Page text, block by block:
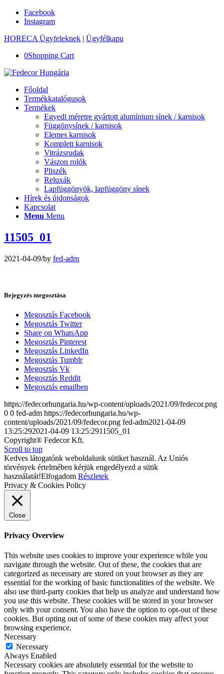
Facebook
Instagram
HORECA Ügyfeleknek | Ügyfélkapu
0Shopping Cart
Főoldal
Termékkatalógusok
Termékek
Egyedi méretre gyártott alumínium sínek / karnisok
Függönysínek / karnisok
Elemes karnisok
Komplett karnisok
Vitrázsrudak
Vászon rolók
Pliszék
Reluxák
Lapfüggönyök, lapfüggöny sínek
Hírek és újdonságok
Kapcsolat
Menu Menu
11505_01
2021-04-09/by fed-adm
Bejegyzés megosztása
Megosztás Facebook
Megosztás Twitter
Share on WhatsApp
Megosztás Pinterest
Megosztás LinkedIn
Megosztás Tumblr
Megosztás Vk
Megosztás Reddit
Megosztás emailben
https://fedecorhungaria.hu/wp-content/uploads/2021/09/fedecor.png
0 0 fed-adm https://fedecorhungaria.hu/wp-
content/uploads/2021/09/fedecor.png fed-adm2021-04-09
13:25:292021-04-09 13:25:2911505_01
Copyright® Fedecor Kft.
Scroll to top
Kedves látogatónk weboldalunk sütiket használ. Az Uniós
törvények értelmében kérjük engedélyezd a sütik
használatát!Elfogadom Részletek
Privacy & Cookies Policy
Close
Privacy Overview
This website uses cookies to improve your experience while you
navigate through the website. Out of these, the cookies that are
categorized as necessary are stored on your browser as they are
essential for the working of basic functionalities of the website. We
also use third-party cookies that help us analyze and understand how
you use this website. These cookies will be stored in your browser
only with your consent. You also have the option to opt-out of these
cookies. But opting out of some of these cookies may affect your
browsing experience.
Necessary
Necessary
Always Enabled
Necessary cookies are absolutely essential for the website to